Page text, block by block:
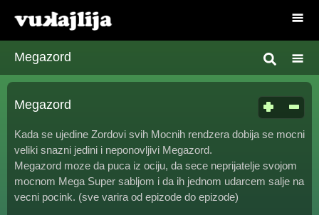
Megazord
Megazord
Kada se ujedine Zordovi svih Mocnih rendzera dobija se mocni
veliki snazni jedini i neponovljivi Megazord.
Megazord moze da puca iz ociju, da sece neprijatelje svojom
mocnom Mega Super sabljom i da ih jednom udarcem salje na
vecni pocink. (sve varira od epizode do epizode)